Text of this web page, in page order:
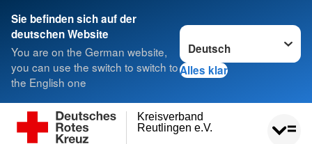
Sie befinden sich auf der
deutschen Website
You are on the German website,
you can use the switch to switch to
the English one
Sprache wechseln zu
Alles klar
Reutlingen e.V.
Kreisverband